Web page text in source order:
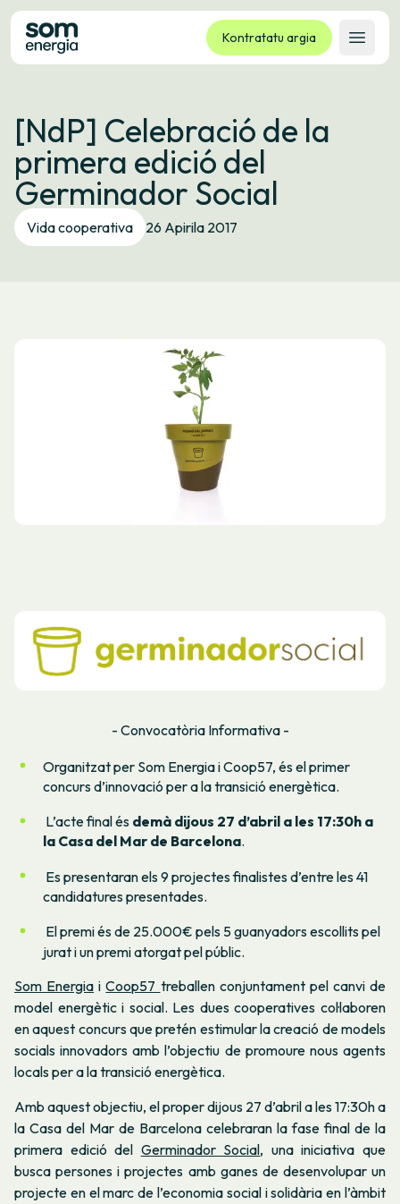
Kontratatu argia
Ireki
Tarifak
Zerbitzuak
Enpresak
Kooperatiba
Kontaktua
[NdP] Celebració de la
primera edició del
Germinador Social
Vida cooperativa 26 Apirila 2017
- Convocatòria Informativa -
Organitzat per Som Energia i Coop57, és el primer
concurs d’innovació per a la transició energètica.
L’acte final és demà dijous 27 d’abril a les 17:30h a
la Casa del Mar de Barcelona.
Es presentaran els 9 projectes finalistes d’entre les 41
candidatures presentades.
El premi és de 25.000€ pels 5 guanyadors escollits pel
jurat i un premi atorgat pel públic.
Som Energia iCoop57 treballen conjuntament pel canvi de
model energètic i social. Les dues cooperatives col·laboren
en aquest concurs que pretén estimular la creació de models
socials innovadors amb l’objectiu de promoure nous agents
locals per a la transició energètica.
Amb aquest objectiu, el proper dijous 27 d’abril a les 17:30h a
la Casa del Mar de Barcelona celebraran la fase final de la
primera edició del Germinador Social, una iniciativa que
busca persones i projectes amb ganes de desenvolupar un
projecte en el marc de l’economia social i solidària en l’àmbit